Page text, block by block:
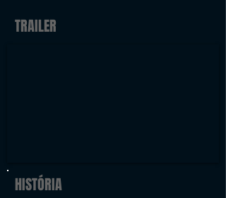
TRAILER
HISTÓRIA